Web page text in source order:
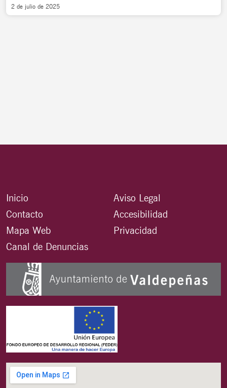
2 de julio de 2025
Inicio
Contacto
Mapa Web
Canal de Denuncias
Aviso Legal
Accesibilidad
Privacidad